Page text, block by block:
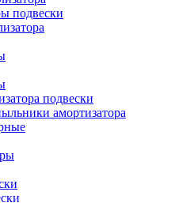
подвески
подвески
амортизатора